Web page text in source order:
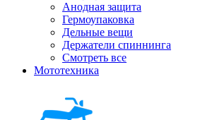
Анодная защита
Гермоупаковка
Дельные вещи
Держатели спиннинга
Смотреть все
Мототехника